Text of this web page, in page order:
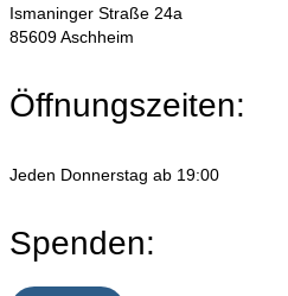
Ismaninger Straße 24a
85609 Aschheim
Öffnungszeiten:
Jeden Donnerstag ab 19:00
Spenden: